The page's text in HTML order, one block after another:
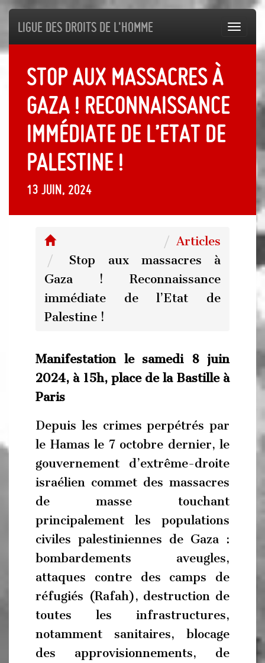
Ligue des droits de l'Homme
Stop aux massacres à
Gaza ! Reconnaissance
immédiate de l’Etat de
Palestine !
13 juin, 2024
Articles
Stop aux massacres à
Gaza ! Reconnaissance
immédiate de l’Etat de
Palestine !
Manifestation le samedi 8 juin
2024, à 15h, place de la Bastille à
Paris
Depuis les crimes perpétrés par
le Hamas le 7 octobre dernier, le
gouvernement d’extrême-droite
israélien commet des massacres
de masse touchant
principalement les populations
civiles palestiniennes de Gaza :
bombardements aveugles,
attaques contre des camps de
réfugiés (Rafah), destruction de
toutes les infrastructures,
notamment sanitaires, blocage
des approvisionnements, de